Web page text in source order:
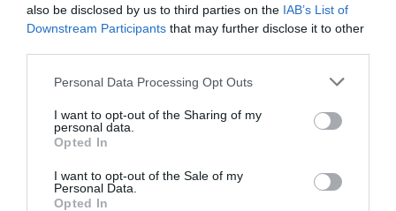
also be disclosed by us to third parties on the IAB’s List of
Downstream Participants that may further disclose it to other
Personal Data Processing Opt Outs
I want to opt-out of the Sharing of my
personal data.
Opted In
I want to opt-out of the Sale of my
Personal Data.
Opted In
Ταυτότητα
15 Δεκεμβρίου στους κινηματογράφους από την
Weirdwave
μάθετε πρώτοι όλες τις ειδήσεις